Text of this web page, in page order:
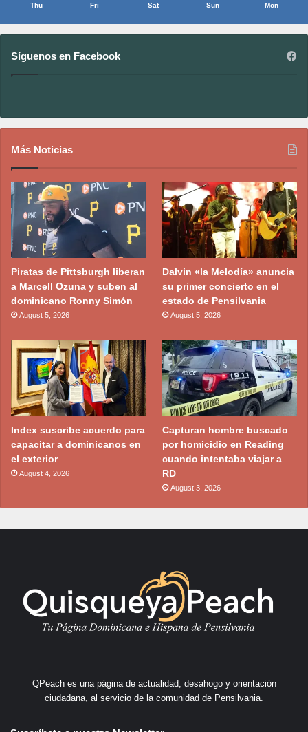
Thu Fri Sat Sun Mon
Síguenos en Facebook
Más Noticias
Piratas de Pittsburgh liberan
a Marcell Ozuna y suben al
dominicano Ronny Simón
August 5, 2026
Dalvin «la Melodía» anuncia
su primer concierto en el
estado de Pensilvania
August 5, 2026
Index suscribe acuerdo para
capacitar a dominicanos en
el exterior
August 4, 2026
Capturan hombre buscado
por homicidio en Reading
cuando intentaba viajar a
RD
August 3, 2026
QPeach es una página de actualidad, desahogo y orientación
ciudadana, al servicio de la comunidad de Pensilvania.